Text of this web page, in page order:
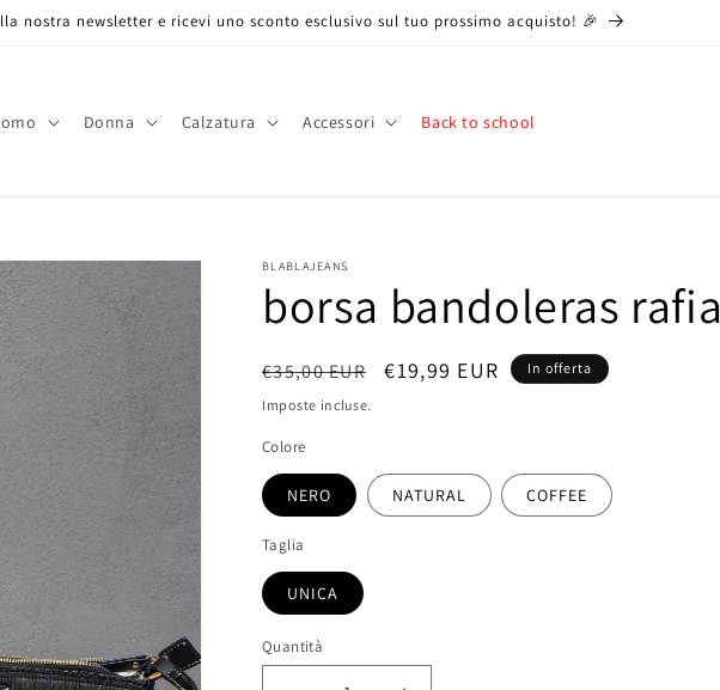
nostra newsletter e ricevi uno sconto esclusivo sul tuo prossimo acquisto! 🎉
Donna Calzatura Accessori Back to school
BLABLAJEANS
borsa bandoleras rafia
Prezzo
di
listino
€35,00 EUR
Prezzo
€19,99 EUR In offerta
Imposte incluse.
Colore
NERO NATURAL COFFEE
Taglia
UNICA
Quantità